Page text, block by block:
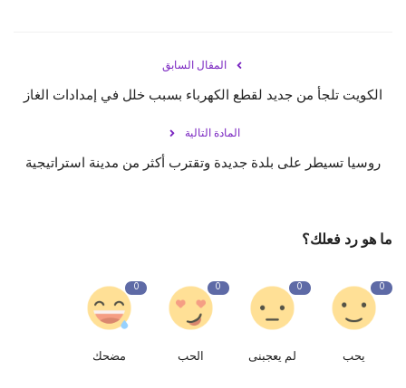
المقال السابق
الكويت تلجأ من جديد لقطع الكهرباء بسبب خلل في إمدادات الغاز
المادة التالية
روسيا تسيطر على بلدة جديدة وتقترب أكثر من مدينة استراتيجية
ما هو رد فعلك؟
0
يحب
0
لم يعجبنى
0
الحب
0
مضحك